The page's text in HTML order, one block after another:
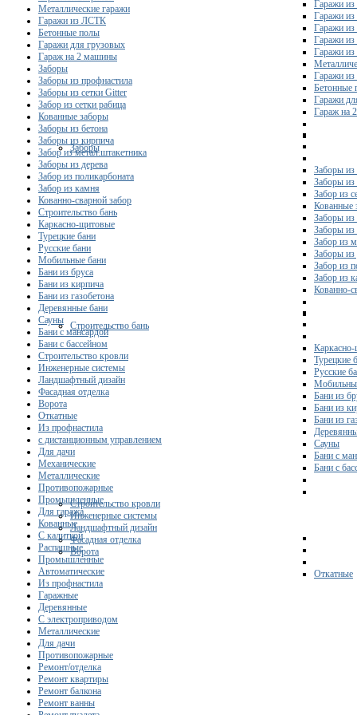
Гаражи из
Гаражи из
Гаражи из
Гаражи
Гаражи из
Гаражи
Бетонные
Гаражи
Гараж на
Заборы
Заборы из
Заборы из
Забор из
Кованные
Заборы из
Заборы из
Забор из
Заборы из
Забор из
Забор из
Кованно-
Строительство бань
Турецкие
Русские
Бани из
Бани из
Бани из
Сауны
Бани с
Бани с
Строительство кровли
Инженерные системы
Ландшафтный дизайн
Фасадная отделка
Ворота
Откатные
Металлические гаражи
Гаражи из ЛСТК
Бетонные полы
Гаражи для грузовых
Гараж на 2 машины
Заборы
Заборы из профнастила
Заборы из сетки Gitter
Забор из сетки рабица
Кованные заборы
Заборы из бетона
Заборы из кирпича
Забор из метал.штакетника
Заборы из дерева
Забор из поликарбоната
Забор из камня
Кованно-сварной забор
Строительство бань
Каркасно-щитовые
Турецкие бани
Русские бани
Мобильные бани
Бани из бруса
Бани из кирпича
Бани из газобетона
Деревянные бани
Сауны
Бани с мансардой
Бани с бассейном
Строительство кровли
Инженерные системы
Ландшафтный дизайн
Фасадная отделка
Ворота
Откатные
Из профнастила
с дистанционным управлением
Для дачи
Механические
Металлические
Противопожарные
Промышленные
Для гаража
Кованные
С калиткой
Распашные
Промышленные
Автоматические
Из профнастила
Гаражные
Деревянные
С электроприводом
Металлические
Для дачи
Противопожарные
Ремонт/отделка
Ремонт квартиры
Ремонт балкона
Ремонт ванны